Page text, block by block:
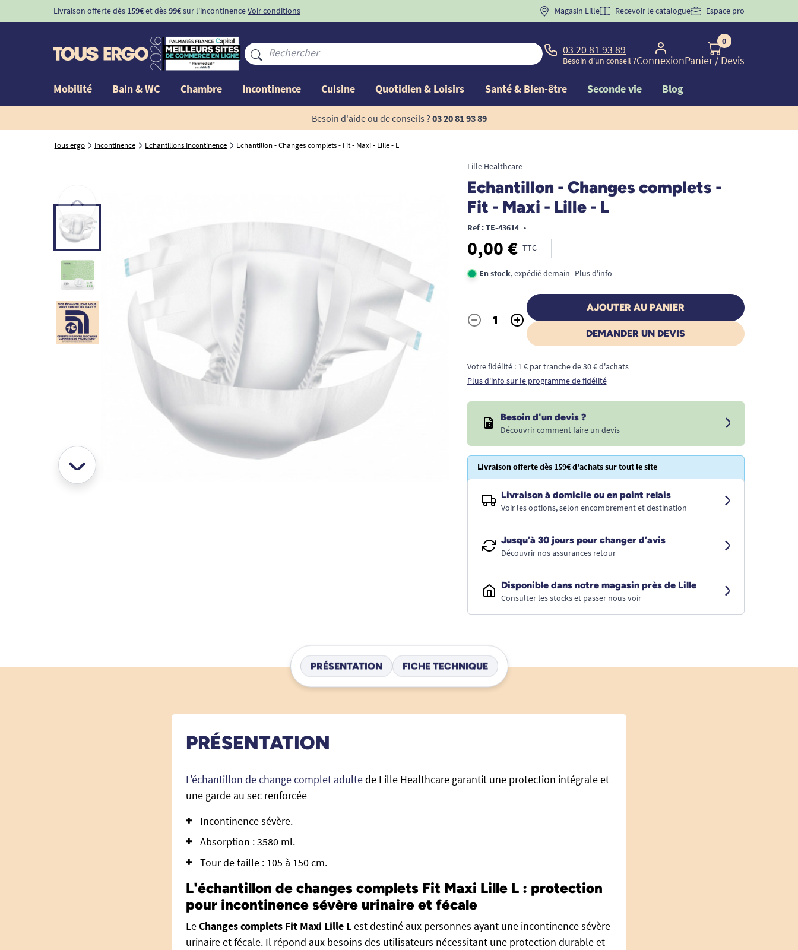
Livraison offerte dès 159€et dès99€sur l'incontinenceVoir conditions BIENVENUE" pourla 1ère commande d'incontinence
Magasin Lille Recevoir le catalogue Espace pro
03 20 81 93 89
Besoin d'un conseil ?Connexion
0
Panier/ Devis
Mobilité Bain & WC Chambre Incontinence Cuisine Quotidien & Loisirs Santé & Bien-être Seconde vie Blog
Besoin d'aide ou de conseils ? 03 20 81 93 89
Tous ergo Incontinence Echantillons Incontinence Echantillon - Changes complets - Fit - Maxi - Lille - L
Lille Healthcare
Echantillon - Changes complets -
Fit - Maxi - Lille - L
Ref : TE-43614 •
0,00 € TTC
En stock, expédié demain Plus d'info
Quantité
- +
AJOUTER AU PANIER
DEMANDER UN DEVIS
Votre fidélité : 1 € par tranche de 30 € d'achats
Plus d'info sur le programme de fidélité
Besoin d'un devis ?
Découvrir comment faire un devis
Livraison offerte dès 159€ d'achats sur tout le site
Livraison à domicile ou en point relais
Voir les options, selon encombrement et destination
Jusqu’à 30 jours pour changer d’avis
Découvrir nos assurances retour
Disponible dans notre magasin près de Lille
Consulter les stocks et passer nous voir
PRÉSENTATION FICHE TECHNIQUE
PRÉSENTATION
L'échantillon de change complet adultede Lille Healthcare garantit une protection intégrale et
une garde au sec renforcée
Incontinence sévère.
Absorption : 3580 ml.
Tour de taille : 105 à 150 cm.
L'échantillon de changes complets Fit Maxi Lille L : protection
pour incontinence sévère urinaire et fécale
LeChanges complets Fit Maxi Lille Lest destiné aux personnes ayant une incontinence sévère
urinaire et fécale. Il répond aux besoins des utilisateurs nécessitant une protection durable et